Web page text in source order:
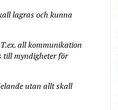
lagras och kunna
all kommunikation
till myndigheter för
utan allt skall